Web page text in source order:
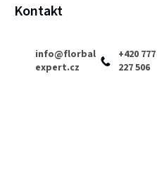
Kontakt
info@florbal
expert.cz
+420 777
227 506